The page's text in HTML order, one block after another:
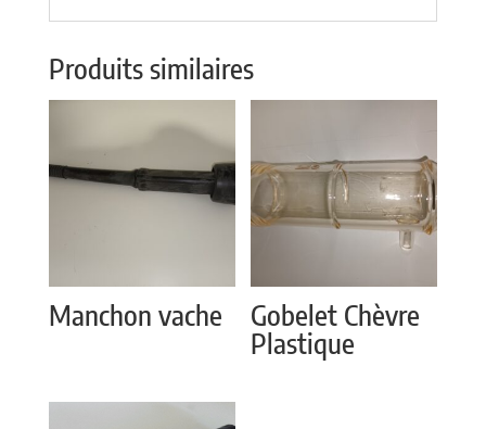
Produits similaires
Manchon vache Gobelet Chèvre
Plastique